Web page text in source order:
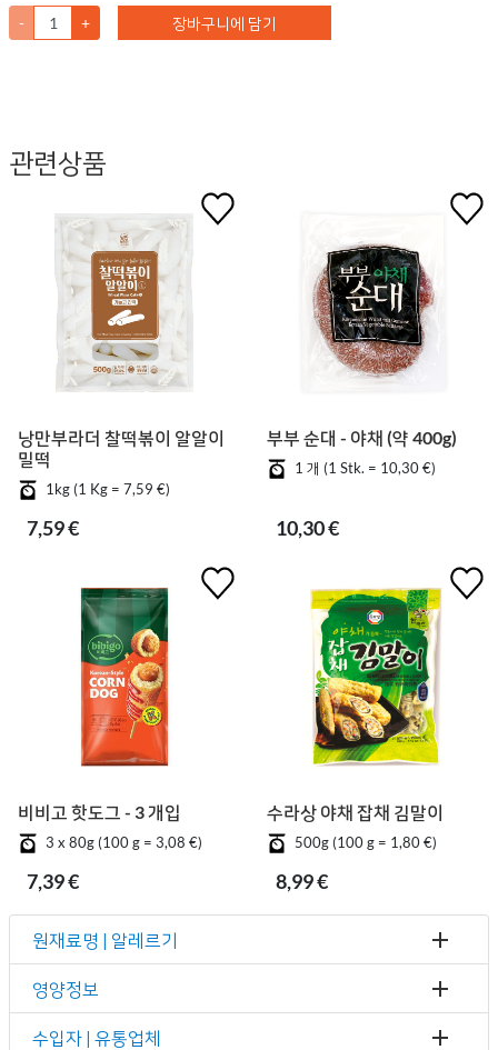
- + 장바구니에 담기
관련상품
낭만부라더 찰떡볶이 알알이
밀떡
1kg (1 Kg = 7,59 €)
7,59 €
부부 순대 - 야채 (약 400g)
1 개 (1 Stk. = 10,30 €)
10,30 €
비비고 핫도그 - 3 개입
3 x 80g (100 g = 3,08 €)
7,39 €
수라상 야채 잡채 김말이
500g (100 g = 1,80 €)
8,99 €
원재료명 | 알레르기
영양정보
수입자 | 유통업체